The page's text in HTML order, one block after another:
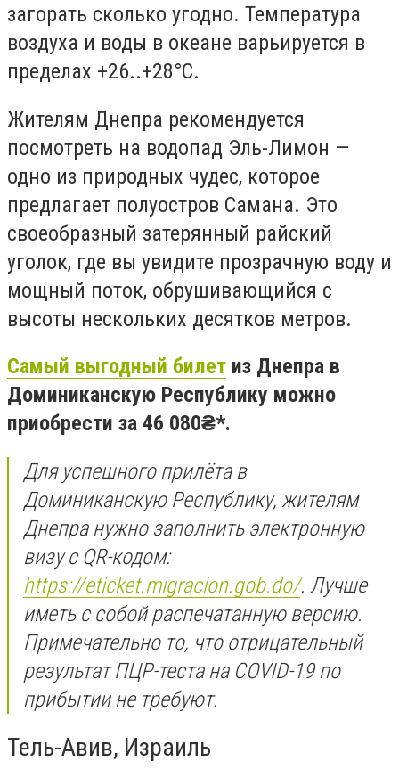
загорать сколько угодно. Температура
воздуха и воды в океане варьируется в
пределах +26..+28°С.
Жителям Днепра рекомендуется
посмотреть на водопад Эль-Лимон —
одно из природных чудес, которое
предлагает полуостров Самана. Это
своеобразный затерянный райский
уголок, где вы увидите прозрачную воду и
мощный поток, обрушивающийся с
высоты нескольких десятков метров.
Самый выгодный билет из Днепра в
Доминиканскую Республику можно
приобрести за 46 080₴*.
Для успешного прилёта в
Доминиканскую Республику, жителям
Днепра нужно заполнить электронную
визу с QR-кодом:
https://eticket.migracion.gob.do/. Лучше
иметь с собой распечатанную версию.
Примечательно то, что отрицательный
результат ПЦР-теста на COVID-19 по
прибытии не требуют.
Тель-Авив, Израиль